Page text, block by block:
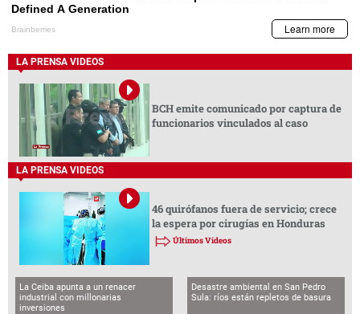
LA PRENSA VIDEOS
BCH emite comunicado por captura de
funcionarios vinculados al caso
LA PRENSA VIDEOS
46 quirófanos fuera de servicio; crece
la espera por cirugías en Honduras
Últimos Videos
La Ceiba apunta a un renacer
industrial con millonarias
inversiones
Desastre ambiental en San Pedro
Sula: ríos están repletos de basura